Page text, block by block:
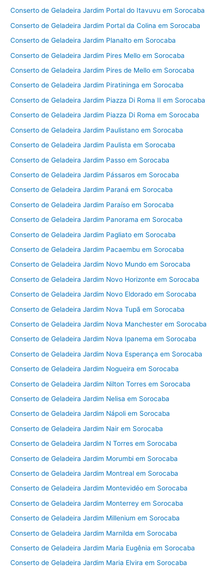
Conserto de Geladeira Jardim Portal do Itavuvu em Sorocaba
Conserto de Geladeira Jardim Portal da Colina em Sorocaba
Conserto de Geladeira Jardim Planalto em Sorocaba
Conserto de Geladeira Jardim Pires Mello em Sorocaba
Conserto de Geladeira Jardim Pires de Mello em Sorocaba
Conserto de Geladeira Jardim Piratininga em Sorocaba
Conserto de Geladeira Jardim Piazza Di Roma II em Sorocaba
Conserto de Geladeira Jardim Piazza Di Roma em Sorocaba
Conserto de Geladeira Jardim Paulistano em Sorocaba
Conserto de Geladeira Jardim Paulista em Sorocaba
Conserto de Geladeira Jardim Passo em Sorocaba
Conserto de Geladeira Jardim Pássaros em Sorocaba
Conserto de Geladeira Jardim Paraná em Sorocaba
Conserto de Geladeira Jardim Paraíso em Sorocaba
Conserto de Geladeira Jardim Panorama em Sorocaba
Conserto de Geladeira Jardim Pagliato em Sorocaba
Conserto de Geladeira Jardim Pacaembu em Sorocaba
Conserto de Geladeira Jardim Novo Mundo em Sorocaba
Conserto de Geladeira Jardim Novo Horizonte em Sorocaba
Conserto de Geladeira Jardim Novo Eldorado em Sorocaba
Conserto de Geladeira Jardim Nova Tupã em Sorocaba
Conserto de Geladeira Jardim Nova Manchester em Sorocaba
Conserto de Geladeira Jardim Nova Ipanema em Sorocaba
Conserto de Geladeira Jardim Nova Esperança em Sorocaba
Conserto de Geladeira Jardim Nogueira em Sorocaba
Conserto de Geladeira Jardim Nilton Torres em Sorocaba
Conserto de Geladeira Jardim Nelisa em Sorocaba
Conserto de Geladeira Jardim Nápoli em Sorocaba
Conserto de Geladeira Jardim Nair em Sorocaba
Conserto de Geladeira Jardim N Torres em Sorocaba
Conserto de Geladeira Jardim Morumbi em Sorocaba
Conserto de Geladeira Jardim Montreal em Sorocaba
Conserto de Geladeira Jardim Montevidéo em Sorocaba
Conserto de Geladeira Jardim Monterrey em Sorocaba
Conserto de Geladeira Jardim Millenium em Sorocaba
Conserto de Geladeira Jardim Marnilda em Sorocaba
Conserto de Geladeira Jardim Maria Eugênia em Sorocaba
Conserto de Geladeira Jardim Maria Elvira em Sorocaba